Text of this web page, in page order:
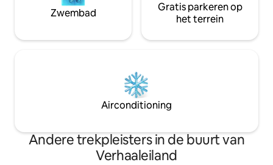
Zwembad
Gratis parkeren op
het terrein
Airconditioning
Andere trekpleisters in de buurt van
Verhaaleiland